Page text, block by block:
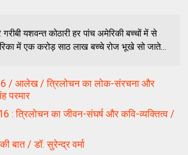
यशवन्‍त कोठारी हर पांच अमेरिकी बच्‍चों में से
में एक करोड़ साठ लाख बच्‍चे रोज भूखे सो जाते...
/ आलेख / त्रिलोचन का लोक-संरचना और
परमार
: त्रिलोचन का जीवन-संघर्ष और कवि-व्यक्तित्व /
बात / डॉ. सुरेन्द्र वर्मा